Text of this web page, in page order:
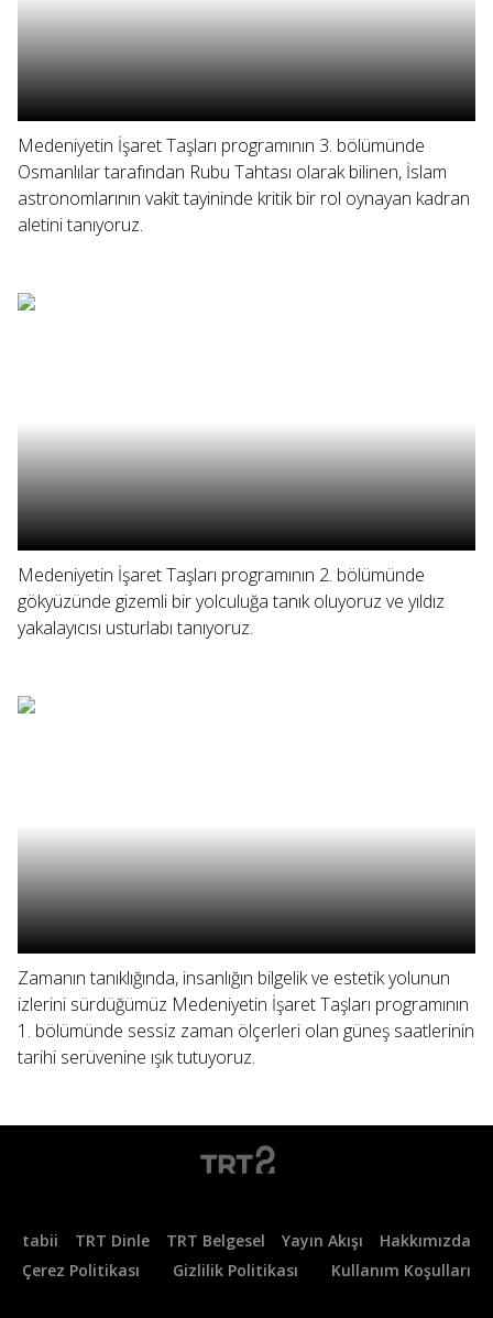
Medeniyetin İşaret Taşları programının 3. bölümünde
Osmanlılar tarafından Rubu Tahtası olarak bilinen, İslam
astronomlarının vakit tayininde kritik bir rol oynayan kadran
aletini tanıyoruz.
Medeniyetin İşaret Taşları programının 2. bölümünde
gökyüzünde gizemli bir yolculuğa tanık oluyoruz ve yıldız
yakalayıcısı usturlabı tanıyoruz.
Zamanın tanıklığında, insanlığın bilgelik ve estetik yolunun
izlerini sürdüğümüz Medeniyetin İşaret Taşları programının
1. bölümünde sessiz zaman ölçerleri olan güneş saatlerinin
tarihi serüvenine ışık tutuyoruz.
tabii TRT Dinle TRT Belgesel Yayın Akışı
Hakkımızda
Çerez Politikası
Gizlilik Politikası Kullanım Koşulları